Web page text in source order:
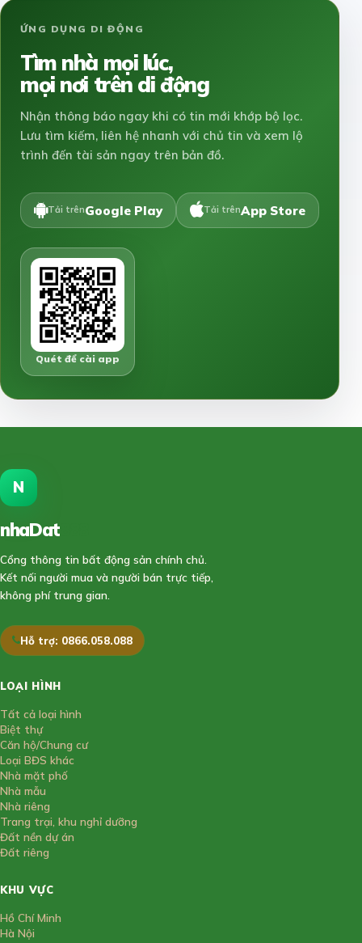
ỨNG DỤNG DI ĐỘNG
Tìm nhà mọi lúc,
mọi nơi trên di động
Nhận thông báo ngay khi có tin mới khớp bộ lọc.
Lưu tìm kiếm, liên hệ nhanh với chủ tin và xem lộ
trình đến tài sản ngay trên bản đồ.
Tải trênGoogle Play Tải trênApp Store
Quét để cài app
N
nhaDat
Cổng thông tin bất động sản chính chủ.
Kết nối người mua và người bán trực tiếp,
không phí trung gian.
Hỗ trợ: 0866.058.088
LOẠI HÌNH
Tất cả loại hình
Biệt thự
Căn hộ/Chung cư
Loại BĐS khác
Nhà mặt phố
Nhà mẫu
Nhà riêng
Trang trại, khu nghỉ dưỡng
Đất nền dự án
Đất riêng
KHU VỰC
Hồ Chí Minh
Hà Nội